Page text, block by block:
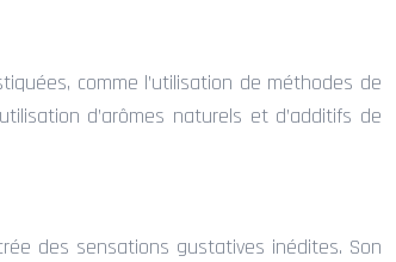
comme l’utilisation de méthodes de
d’arômes naturels et d’additifs de
des sensations gustatives inédites. Son